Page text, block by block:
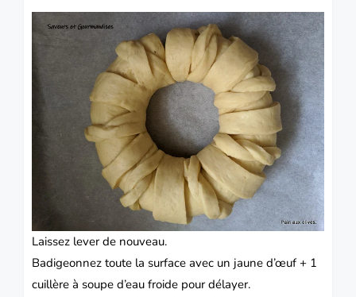
Laissez lever de nouveau.
Badigeonnez toute la surface avec un jaune d’œuf + 1
cuillère à soupe d’eau froide pour délayer.